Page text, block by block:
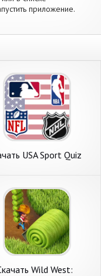
приложение.
USA Sport Quiz
Wild West: